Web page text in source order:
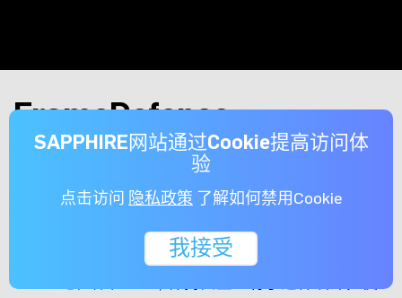
SAPPHIRE网站通过Cookie提高访问体
验
点击访问 隐私政策 了解如何禁用Cookie
我接受
FrameDefense
显示卡的机械设计採用坚固的盒状框架，确保卓越的
结构品质和耐用性。这种稳固的架构为所有内部组件
提供了保护外壳，降低了在处理或安装过程中损坏的
风险。这样的坚固框架提供额外的稳定性和强度，使
其能够高度抵抗意外衝击或压力，确保精密元件 (如
GPU、记忆体和 VRM) 保持安全。有了这种设计，使